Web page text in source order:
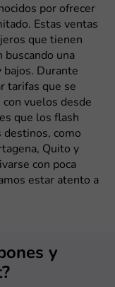
por ofrecer
Estas ventas
que tienen
buscando una
bajos. Durante
tarifas que se
vuelos desde
que los flash
destinos, como
Quito y
con poca
estar atento a
y